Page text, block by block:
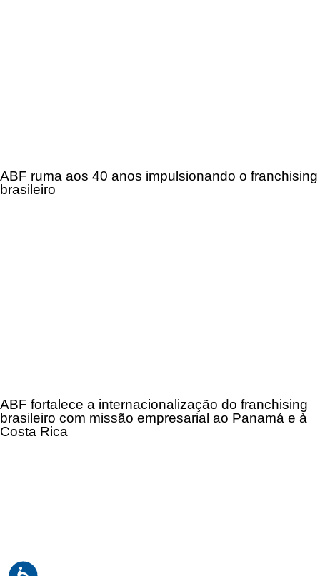
ABF ruma aos 40 anos impulsionando o franchising
brasileiro
ABF fortalece a internacionalização do franchising
brasileiro com missão empresarial ao Panamá e à
Costa Rica